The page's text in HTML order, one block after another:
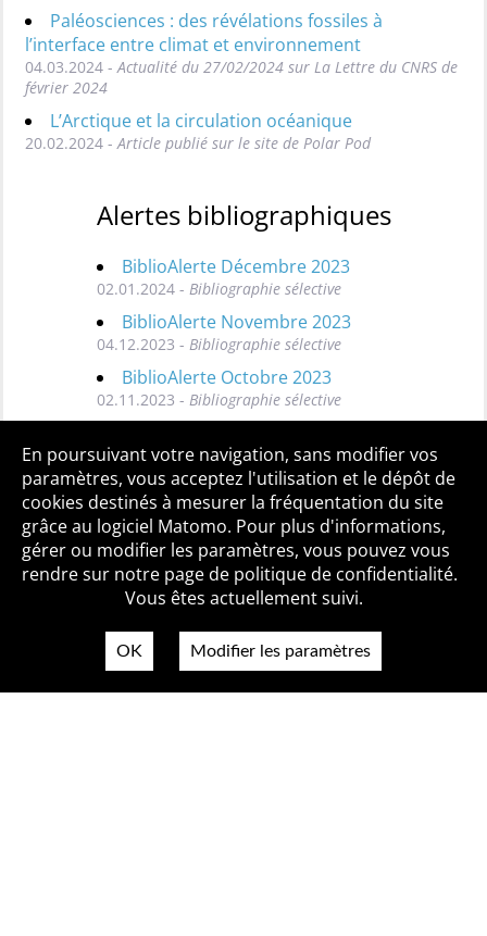
Paléosciences : des révélations fossiles à
l’interface entre climat et environnement
04.03.2024 - Actualité du 27/02/2024 sur La Lettre du CNRS de
février 2024
L’Arctique et la circulation océanique
20.02.2024 - Article publié sur le site de Polar Pod
Alertes bibliographiques
BiblioAlerte Décembre 2023
02.01.2024 - Bibliographie sélective
BiblioAlerte Novembre 2023
04.12.2023 - Bibliographie sélective
BiblioAlerte Octobre 2023
02.11.2023 - Bibliographie sélective
Toutes les BiblioAlertes
Qui sommes-nous ? Mentions légales
Accessibilité
Politique de confidentialité
Contact
En poursuivant votre navigation, sans modifier vos
paramètres, vous acceptez l'utilisation et le dépôt de
cookies destinés à mesurer la fréquentation du site
grâce au logiciel Matomo. Pour plus d'informations,
gérer ou modifier les paramètres, vous pouvez vous
rendre sur notre page de politique de confidentialité.
Vous êtes actuellement suivi.
OK Modifier les paramètres